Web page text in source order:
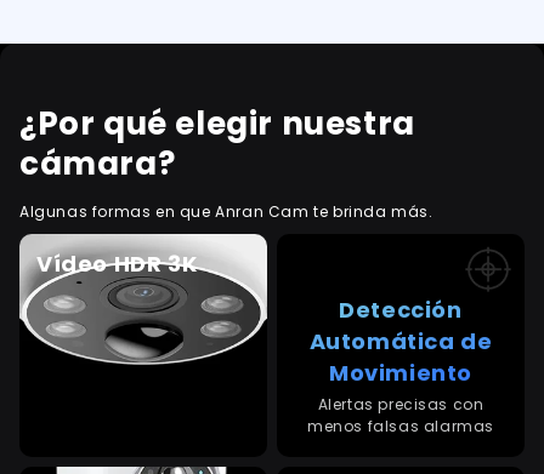
¿Por qué elegir nuestra
cámara?
Algunas formas en que Anran Cam te brinda más.
Vídeo HDR 3K
Detección
Automática de
Movimiento
Alertas precisas con
menos falsas alarmas